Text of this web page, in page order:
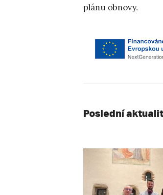
plánu obnovy.
Poslední